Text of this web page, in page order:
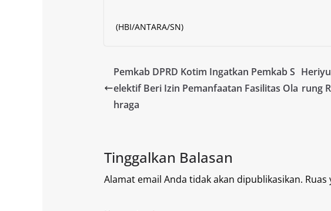
(HBI/ANTARA/SN)
Pemkab DPRD Kotim Ingatkan Pemkab S
elektif Beri Izin Pemanfaatan Fasilitas Ola
hraga
rung
Tinggalkan Balasan
Alamat email Anda tidak akan dipublikasikan. Ruas